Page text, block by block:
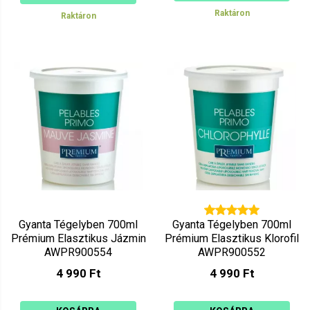
Raktáron Raktáron
Gyanta Tégelyben 700ml
Prémium Elasztikus Jázmin
AWPR900554
4 990 Ft
Gyanta Tégelyben 700ml
Prémium Elasztikus Klorofil
AWPR900552
4 990 Ft